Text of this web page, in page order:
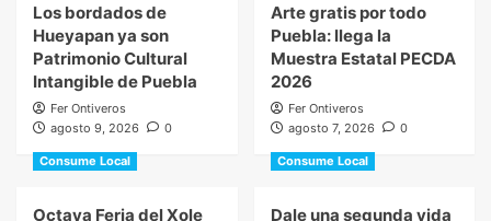
Los bordados de
Hueyapan ya son
Patrimonio Cultural
Intangible de Puebla
Fer Ontiveros
agosto 9, 2026
0
Arte gratis por todo
Puebla: llega la
Muestra Estatal PECDA
2026
Fer Ontiveros
agosto 7, 2026
0
Consume Local
Octava Feria del Xole
Consume Local
Dale una segunda vida